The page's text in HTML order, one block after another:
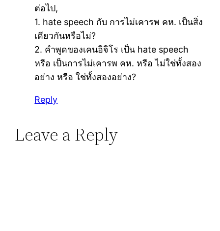
ต่อไป,
1. hate speech กับ การไม่เคารพ คห. เป็นสิ่ง
เดียวกันหรือไม่?
2. คำพูดของเคนอิจิโร เป็น hate speech
หรือ เป็นการไม่เคารพ คห. หรือ ไม่ใช่ทั้งสอง
อย่าง หรือ ใช่ทั้งสองอย่าง?
Reply
Leave a Reply